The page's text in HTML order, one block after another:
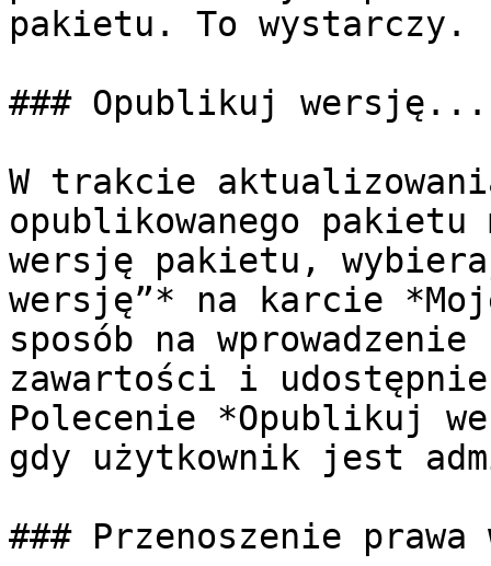
pakietu. To wystarczy.
### Opublikuj wersję...
W trakcie
opublikowanego pakietu
wersję pakietu,
wersję”* na karcie
sposób na
zawartości i
Polecenie *Opublikuj
gdy użytkownik jest
### Przenoszenie